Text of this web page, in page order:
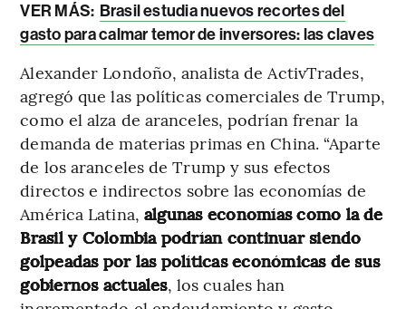
VER MÁS: Brasil estudia nuevos recortes del
gasto para calmar temor de inversores: las claves
Alexander Londoño, analista de ActivTrades,
agregó que las políticas comerciales de Trump,
como el alza de aranceles, podrían frenar la
demanda de materias primas en China. “Aparte
de los aranceles de Trump y sus efectos
directos e indirectos sobre las economías de
América Latina, algunas economías como la de
Brasil y Colombia podrían continuar siendo
golpeadas por las políticas económicas de sus
gobiernos actuales, los cuales han